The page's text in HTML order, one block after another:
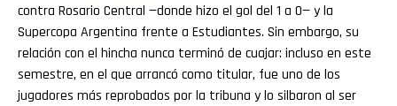
contra Rosario Central —donde hizo el gol del 1 a 0— y la
Supercopa Argentina frente a Estudiantes. Sin embargo, su
relación con el hincha nunca terminó de cuajar: incluso en este
semestre, en el que arrancó como titular, fue uno de los
jugadores más reprobados por la tribuna y lo silbaron al ser